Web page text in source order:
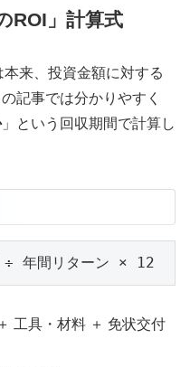
ROI」計算式
来、投資金額に対する
記事では分かりやすく
」という回収期間で計算し
工具・材料 ＋ 免状交付